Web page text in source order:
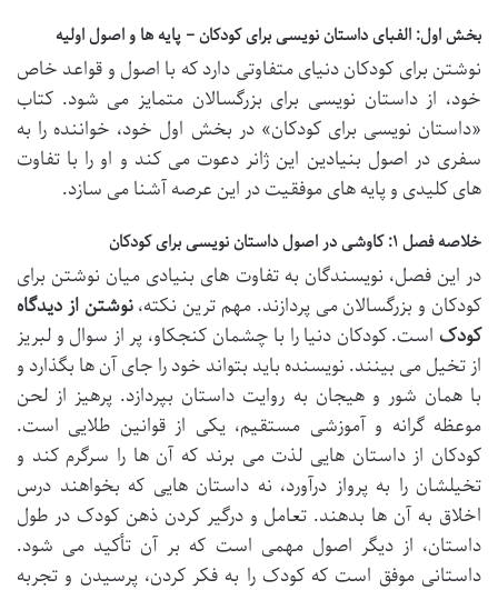
بخش اول: الفبای داستان نویسی برای کودکان – پایه ها و اصول اولیه
نوشتن برای کودکان دنیای متفاوتی دارد که با اصول و قواعد خاص
خود، از داستان نویسی برای بزرگسالان متمایز می شود. کتاب
«داستان نویسی برای کودکان» در بخش اول خود، خواننده را به
سفری در اصول بنیادین این ژانر دعوت می کند و او را با تفاوت
های کلیدی و پایه های موفقیت در این عرصه آشنا می سازد.
خلاصه فصل ۱: کاوشی در اصول داستان نویسی برای کودکان
در این فصل، نویسندگان به تفاوت های بنیادی میان نوشتن برای
کودکان و بزرگسالان می پردازند. مهم ترین نکته،نوشتن از دیدگاه
کودک است. کودکان دنیا را با چشمان کنجکاو، پر از سوال و لبریز
از تخیل می بینند. نویسنده باید بتواند خود را جای آن ها بگذارد و
با همان شور و هیجان به روایت داستان بپردازد. پرهیز از لحن
موعظه گرانه و آموزشی مستقیم، یکی از قوانین طلایی است.
کودکان از داستان هایی لذت می برند که آن ها را سرگرم کند و
تخیلشان را به پرواز درآورد، نه داستان هایی که بخواهند درس
اخلاق به آن ها بدهند. تعامل و درگیر کردن ذهن کودک در طول
داستان، از دیگر اصول مهمی است که بر آن تأکید می شود.
داستانی موفق است که کودک را به فکر کردن، پرسیدن و تجربه